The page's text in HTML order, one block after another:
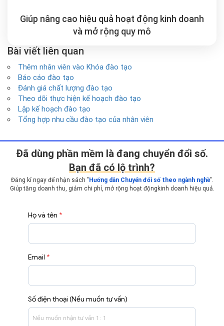
Giúp nâng cao hiệu quả hoạt động kinh doanh
và mở rộng quy mô
Bài viết liên quan
Thêm nhân viên vào Khóa đào tạo
Báo cáo đào tạo
Đánh giá chất lượng đào tạo
Theo dõi thực hiện kế hoạch đào tạo
Lập kế hoạch đào tạo
Tổng hợp nhu cầu đào tạo của nhân viên
Ðã dùng phần mềm là đang chuyển đổi số.
Bạn đã có lộ trình?
Đăng kí ngay để nhận sách " Hướng dẫn Chuyển đổi số theo ngành nghề".
Giúp tăng doanh thu, giảm chi phí, mở rộng hoạt động kinh doanh hiệu quả.
Họ và tên *
Email *
Số điện thoại (Nếu muốn tư vấn)